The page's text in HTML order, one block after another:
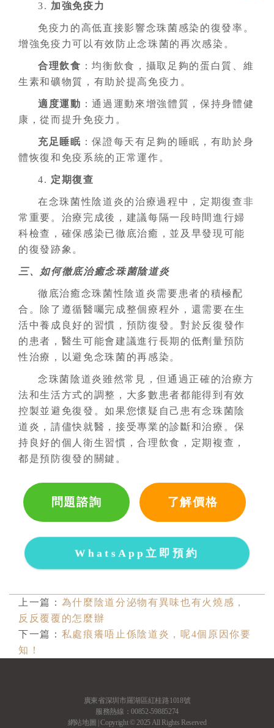
3. 加強免疫力
免疫力的高低直接影響念珠菌感染的復發率。
增強免疫力可以有效防止念珠菌的再次感染。
合理飲食 ：均衡飲食，攝取足夠的蛋白質、維
生素和礦物質，有助於提高免疫力。
適度運動 ：通過運動來增強體質，保持身體健
康，從而提升免疫力。
充足睡眠 ：保證每天有足夠的睡眠，有助於身
體恢復和免疫系統的正常運作。
4. 定期復查
在念珠菌性陰道炎的治療過程中，定期復查非
常重要。治療完成後，建議每隔一段時間進行婦
科檢查，確保感染已徹底治癒，並及早發現可能
的復發跡象。
三、如何徹底治癒念珠菌陰道炎
徹底治癒念珠菌性陰道炎需要患者的積極配
合。除了遵循醫囑完成整個療程外，還需要在生
活中養成良好的習慣，預防復發。對於反復發作
的患者，醫生可能會建議進行長期的低劑量預防
性治療，以避免念珠菌的再感染。
念珠菌陰道炎雖然常見，但通過正確的治療方
法和生活方式的調整，大多數患者都能得到有效
控製並避免復發。如果您懷疑自己患有念珠菌陰
道炎，請儘快就醫，接受專業的診斷和治療。保
持良好的個人衛生習慣，合理飲食，定期複查，
都是預防復發的關鍵。
問題諮詢 了解價格
WhatsApp立即預約
上一篇： 為什麼陰道分泌物有異味也有火燒感，
反反覆覆的怎麼辦
下一篇： 私處痕癢唔止係陰道炎，呢4個原因你要
知！
廣東省深圳市羅湖區紅桂路1018號
服務熱線：00852-59885274
網站地圖 | Copyright © 2025 All Rights Reserved